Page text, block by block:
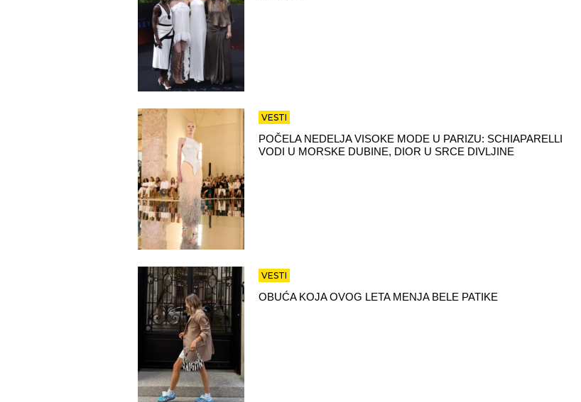
VESTI
POČELA NEDELJA VISOKE MODE U PARIZU: SCHIAPARELLI
VODI U MORSKE DUBINE, DIOR U SRCE DIVLJINE
VESTI
OBUĆA KOJA OVOG LETA MENJA BELE PATIKE